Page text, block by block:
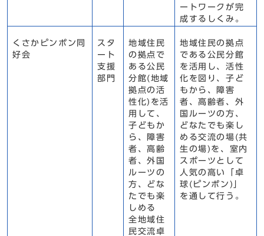
ートワークが完
成するしくみ。
くさかピンポン同
好会
スタ
ート
支援
部門
地域住民
の拠点で
ある公民
分館(地域
拠点の活
性化)を活
用して、
子どもか
ら、障害
者、高齢
者、外国
ルーツの
方、どな
たでも楽
しめる
全地域住
民交流卓
地域住民の拠点
である公民分館
を活用し、活性
化を図り、子ど
もから、障害
者、高齢者、外
国ルーツの方、
どなたでも楽し
める交流の場(共
生の場)を、室内
スポーツとして
人気の高い「卓
球(ピンポン)」
を通して行う。